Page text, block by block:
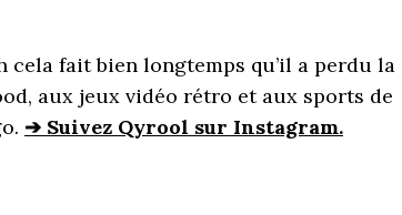
fait bien longtemps qu’il a perdu la
aux jeux vidéo rétro et aux sports de
➔ Suivez Qyrool sur Instagram.